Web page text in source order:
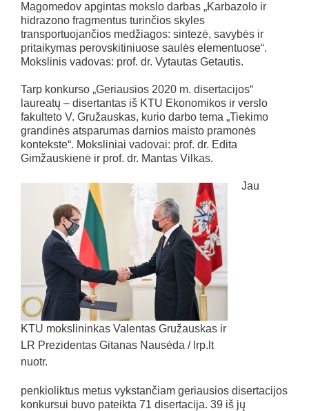
Magomedov apgintas mokslo darbas „Karbazolo ir
hidrazono fragmentus turinčios skyles
transportuojančios medžiagos: sintezė, savybės ir
pritaikymas perovskitiniuose saulės elementuose“.
Mokslinis vadovas: prof. dr. Vytautas Getautis.
Tarp konkurso „Geriausios 2020 m. disertacijos“
laureatų – disertantas iš KTU Ekonomikos ir verslo
fakulteto V. Gružauskas, kurio darbo tema „Tiekimo
grandinės atsparumas darnios maisto pramonės
kontekste“. Moksliniai vadovai: prof. dr. Edita
Gimžauskienė ir prof. dr. Mantas Vilkas.
KTU mokslininkas Valentas Gružauskas ir
LR Prezidentas Gitanas Nausėda / lrp.lt
nuotr.
Jau
penkioliktus metus vykstančiam geriausios disertacijos
konkursui buvo pateikta 71 disertacija. 39 iš jų